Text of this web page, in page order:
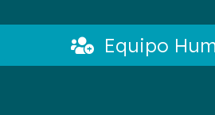
Equipo